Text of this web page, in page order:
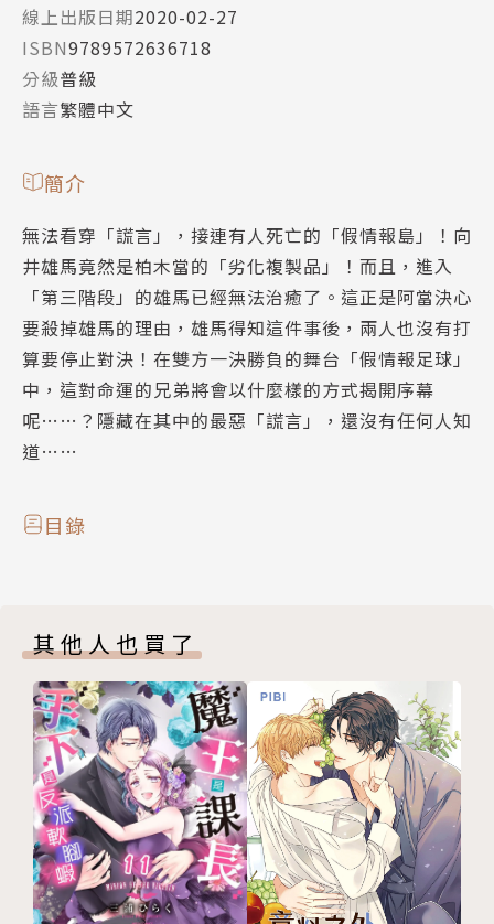
線上出版日期2020-02-27
ISBN9789572636718
分級普級
語言繁體中文
簡介
無法看穿「謊言」，接連有人死亡的「假情報島」！向
井雄馬竟然是柏木當的「劣化複製品」！而且，進入
「第三階段」的雄馬已經無法治癒了。這正是阿當決心
要殺掉雄馬的理由，雄馬得知這件事後，兩人也沒有打
算要停止對決！在雙方一決勝負的舞台「假情報足球」
中，這對命運的兄弟將會以什麼樣的方式揭開序幕
呢……？隱藏在其中的最惡「謊言」，還沒有任何人知
道……
目錄
其他人也買了